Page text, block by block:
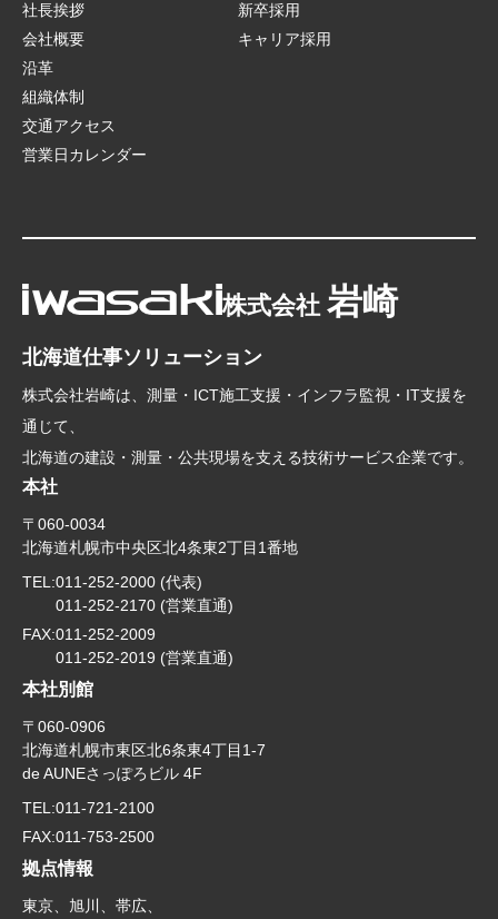
社長挨拶
会社概要
沿革
組織体制
交通アクセス
営業日カレンダー
新卒採用
キャリア採用
株式会社 岩崎
北海道仕事ソリューション
株式会社岩崎は、測量・ICT施工支援・インフラ監視・IT支援を
通じて、
北海道の建設・測量・公共現場を支える技術サービス企業です。
本社
〒060-0034
北海道札幌市中央区北4条東2丁目1番地
TEL:011-252-2000 (代表)
011-252-2170 (営業直通)
FAX:011-252-2009
011-252-2019 (営業直通)
本社別館
〒060-0906
北海道札幌市東区北6条東4丁目1-7
de AUNEさっぽろビル 4F
TEL:011-721-2100
FAX:011-753-2500
拠点情報
東京、旭川、帯広、